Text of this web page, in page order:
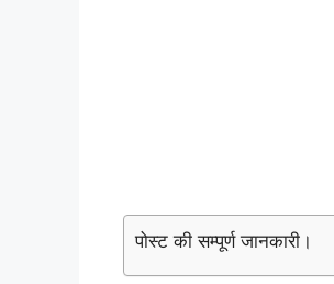
पोस्ट की सम्पूर्ण जानकारी।